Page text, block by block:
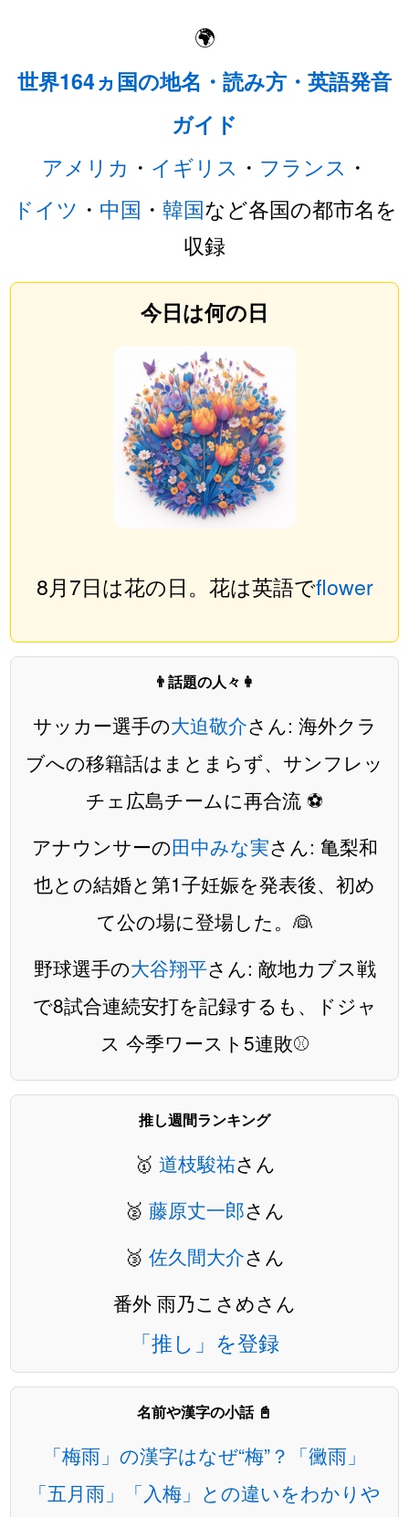
🌍
世界164ヵ国の地名・読み方・英語発音
ガイド
アメリカ ・ イギリス ・ フランス ・
ドイツ ・ 中国 ・ 韓国など各国の都市名を
収録
今日は何の日
8月7日は花の日。花は英語でflower
👨話題の人々👩
サッカー選手の大迫敬介さん: 海外クラ
ブへの移籍話はまとまらず、サンフレッ
チェ広島チームに再合流 ⚽️
アナウンサーの田中みな実さん: 亀梨和
也との結婚と第1子妊娠を発表後、初め
て公の場に登場した。👰
野球選手の大谷翔平さん: 敵地カブス戦
で8試合連続安打を記録するも、ドジャ
ス 今季ワースト5連敗⚾️
推し週間ランキング
🥇 道枝駿祐さん
🥈 藤原丈一郎さん
🥉 佐久間大介さん
番外 雨乃こさめさん
「推し」を登録
名前や漢字の小話 📓
「梅雨」の漢字はなぜ“梅”？「黴雨」
「五月雨」「入梅」との違いをわかりや